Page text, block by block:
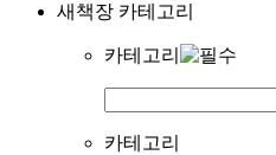
새책장 카테고리
카테고리
카테고리